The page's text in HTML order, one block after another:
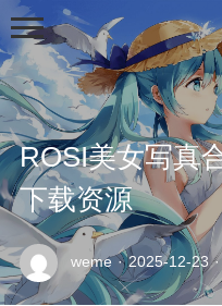
ROSI美女写真
下载资源
weme · 2025-12-23 ·
示
例